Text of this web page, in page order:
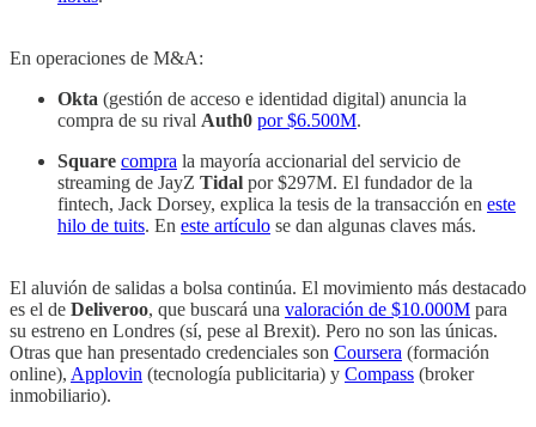
En operaciones de M&A:
Okta (gestión de acceso e identidad digital) anuncia la
compra de su rival Auth0 por $6.500M.
Square compra la mayoría accionarial del servicio de
streaming de JayZ Tidal por $297M. El fundador de la
fintech, Jack Dorsey, explica la tesis de la transacción en este
hilo de tuits. En este artículo se dan algunas claves más.
El aluvión de salidas a bolsa continúa. El movimiento más destacado
es el de Deliveroo, que buscará una valoración de $10.000M para
su estreno en Londres (sí, pese al Brexit). Pero no son las únicas.
Otras que han presentado credenciales son Coursera (formación
online), Applovin (tecnología publicitaria) y Compass (broker
inmobiliario).